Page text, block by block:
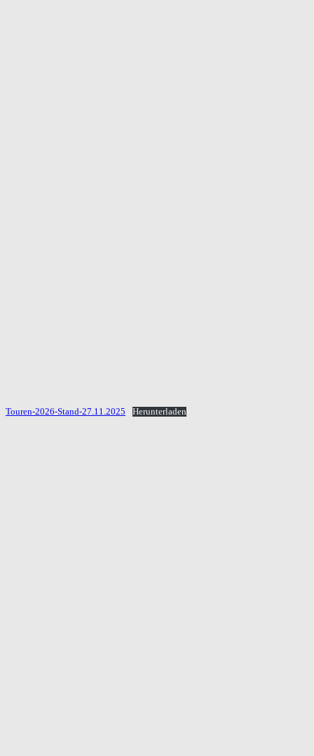
Touren-2026-Stand-27.11.2025 Herunterladen